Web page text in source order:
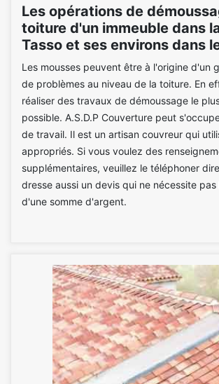
Les opérations de
toiture d'un immeuble dans
Tasso et ses environs dans
Les mousses peuvent être à l'origine d'un
de problèmes au niveau de la toiture. En
réaliser des travaux de démoussage le
possible. A.S.D.P Couverture peut
de travail. Il est un artisan couvreur qui
appropriés. Si vous voulez des
supplémentaires, veuillez le téléphoner
dresse aussi un devis qui ne nécessite
d'une somme d'argent.